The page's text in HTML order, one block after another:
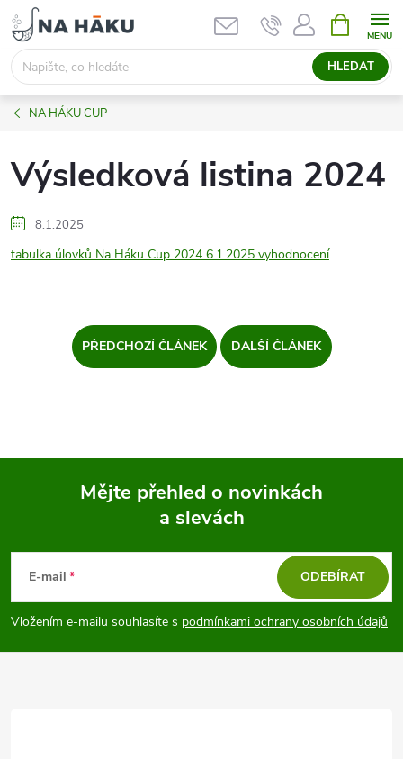
Přejít
na
obsah
HLEDAT
NÁKUPNÍ
KOŠÍK
NA HÁKU CUP
Výsledková listina 2024
8.1.2025
tabulka úlovků Na Háku Cup 2024 6.1.2025 vyhodnocení
PŘEDCHOZÍ ČLÁNEK DALŠÍ ČLÁNEK
p
a
Mějte přehled o novinkách
a slevách
E-mail
Vložením e-mailu souhlasíte s podmínkami ochrany osobních údajů
ODEBÍRAT